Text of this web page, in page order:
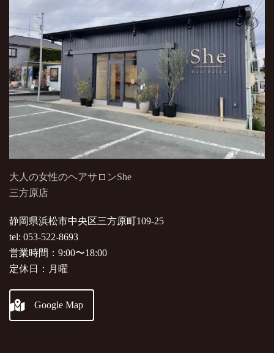
大人の女性のヘアサロンShe
三方原店
静岡県浜松市中央区三方原町109-25
tel: 053-522-8693
営業時間：9:00〜18:00
定休日：月曜
Google Map